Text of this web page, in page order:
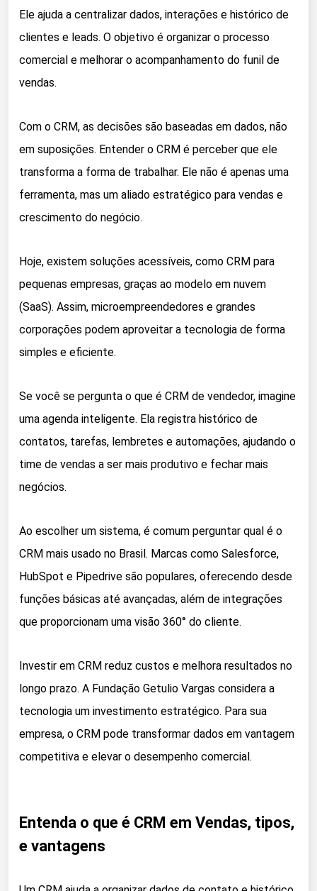
Ele ajuda a centralizar dados, interações e histórico de
clientes e leads. O objetivo é organizar o processo
comercial e melhorar o acompanhamento do funil de
vendas.
Com o CRM, as decisões são baseadas em dados, não
em suposições. Entender o CRM é perceber que ele
transforma a forma de trabalhar. Ele não é apenas uma
ferramenta, mas um aliado estratégico para vendas e
crescimento do negócio.
Hoje, existem soluções acessíveis, como CRM para
pequenas empresas, graças ao modelo em nuvem
(SaaS). Assim, microempreendedores e grandes
corporações podem aproveitar a tecnologia de forma
simples e eficiente.
Se você se pergunta o que é CRM de vendedor, imagine
uma agenda inteligente. Ela registra histórico de
contatos, tarefas, lembretes e automações, ajudando o
time de vendas a ser mais produtivo e fechar mais
negócios.
Ao escolher um sistema, é comum perguntar qual é o
CRM mais usado no Brasil. Marcas como Salesforce,
HubSpot e Pipedrive são populares, oferecendo desde
funções básicas até avançadas, além de integrações
que proporcionam uma visão 360° do cliente.
Investir em CRM reduz custos e melhora resultados no
longo prazo. A Fundação Getulio Vargas considera a
tecnologia um investimento estratégico. Para sua
empresa, o CRM pode transformar dados em vantagem
competitiva e elevar o desempenho comercial.
Entenda o que é CRM em Vendas, tipos,
e vantagens